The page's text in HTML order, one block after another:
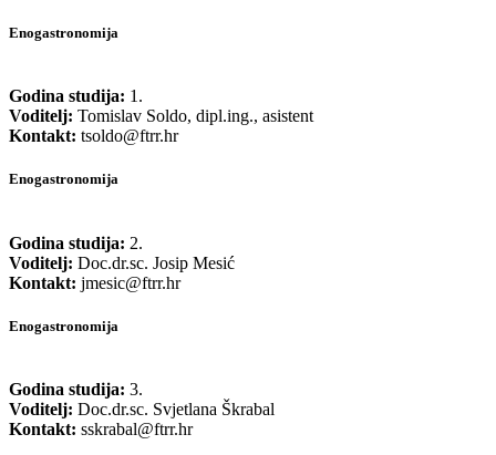
Enogastronomija
Godina studija: 1.
Voditelj: Tomislav Soldo, dipl.ing., asistent
Kontakt: tsoldo@ftrr.hr
Enogastronomija
Godina studija: 2.
Voditelj: Doc.dr.sc. Josip Mesić
Kontakt: jmesic@ftrr.hr
Enogastronomija
Godina studija: 3.
Voditelj: Doc.dr.sc. Svjetlana Škrabal
Kontakt: sskrabal@ftrr.hr